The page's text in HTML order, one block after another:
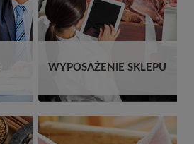
WYPOSAŻENIE SKLEPU